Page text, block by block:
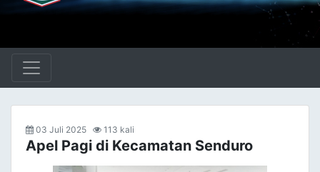
03 Juli 2025 113 kali
Apel Pagi di Kecamatan Senduro